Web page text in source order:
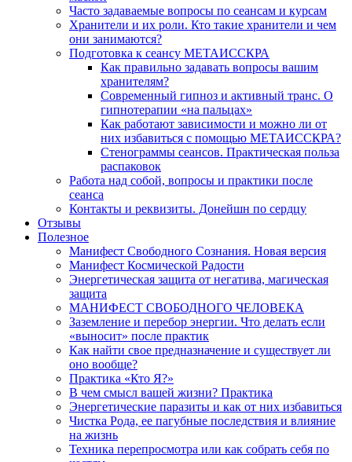
Часто задаваемые вопросы по сеансам и курсам
Хранители и их роли. Кто такие хранители и чем
они занимаются?
Подготовка к сеансу МЕТАИССКРА
Как правильно задавать вопросы вашим
хранителям?
Современный гипноз и активный транс. О
гипнотерапии «на пальцах»
Как работают зависимости и можно ли от
них избавиться с помощью МЕТАИССКРА?
Стенограммы сеансов. Практическая польза
распаковок
Работа над собой, вопросы и практики после
сеанса
Контакты и реквизиты. Донейшн по сердцу
Отзывы
Полезное
Манифест Свободного Сознания. Новая версия
Манифест Космической Радости
Энергетическая защита от негатива, магическая
защита
МАНИФЕСТ СВОБОДНОГО ЧЕЛОВЕКА
Заземление и перебор энергии. Что делать если
«выносит» после практик
Как найти свое предназначение и существует ли
оно вообще?
Практика «Кто Я?»
В чем смысл вашей жизни? Практика
Энергетические паразиты и как от них избавиться
Чистка Рода, ее пагубные последствия и влияние
на жизнь
Техника перепросмотра или как собрать себя по